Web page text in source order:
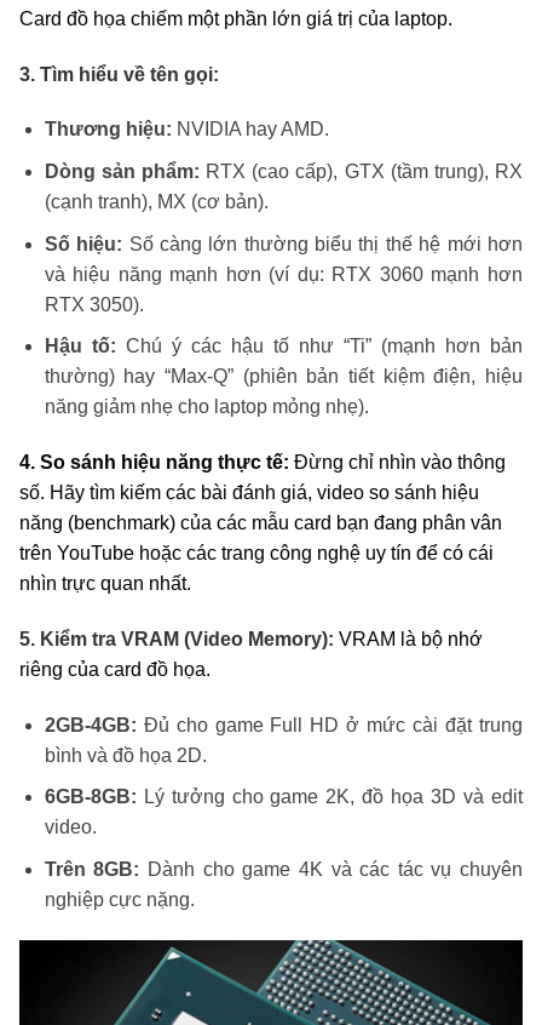
Card đồ họa chiếm một phần lớn giá trị của laptop.
3. Tìm hiểu về tên gọi:
Thương hiệu: NVIDIA hay AMD.
Dòng sản phẩm: RTX (cao cấp), GTX (tầm trung), RX
(cạnh tranh), MX (cơ bản).
Số hiệu: Số càng lớn thường biểu thị thế hệ mới hơn
và hiệu năng mạnh hơn (ví dụ: RTX 3060 mạnh hơn
RTX 3050).
Hậu tố: Chú ý các hậu tố như “Ti” (mạnh hơn bản
thường) hay “Max-Q” (phiên bản tiết kiệm điện, hiệu
năng giảm nhẹ cho laptop mỏng nhẹ).
4. So sánh hiệu năng thực tế: Đừng chỉ nhìn vào thông
số. Hãy tìm kiếm các bài đánh giá, video so sánh hiệu
năng (benchmark) của các mẫu card bạn đang phân vân
trên YouTube hoặc các trang công nghệ uy tín để có cái
nhìn trực quan nhất.
5. Kiểm tra VRAM (Video Memory): VRAM là bộ nhớ
riêng của card đồ họa.
2GB-4GB: Đủ cho game Full HD ở mức cài đặt trung
bình và đồ họa 2D.
6GB-8GB: Lý tưởng cho game 2K, đồ họa 3D và edit
video.
Trên 8GB: Dành cho game 4K và các tác vụ chuyên
nghiệp cực nặng.